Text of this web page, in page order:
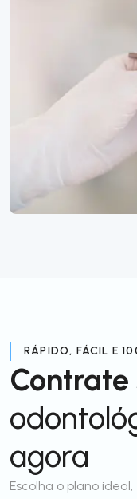
RÁPIDO, FÁCIL E
Contrate
agora
Escolha o plano